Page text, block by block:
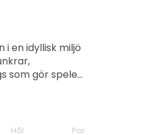
i en idyllisk miljö
som gör spelet
Hål Par